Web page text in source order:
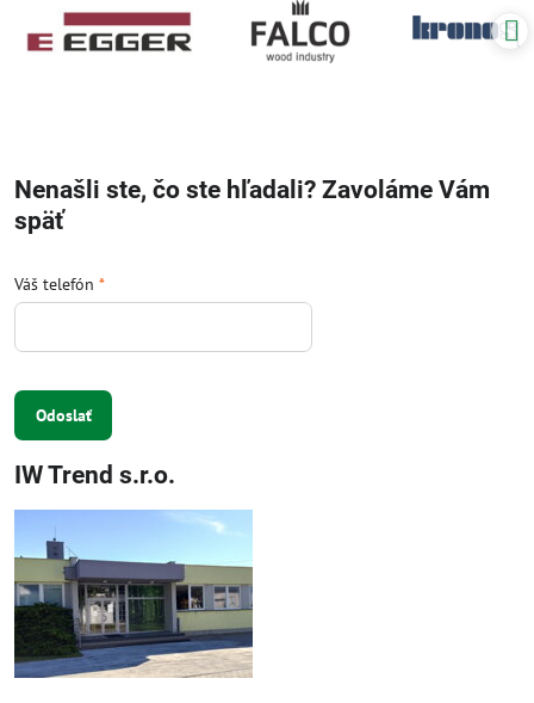
Nenašli ste, čo ste hľadali? Zavoláme Vám
späť
Váš telefón *
Odoslať
IW Trend s.r.o.